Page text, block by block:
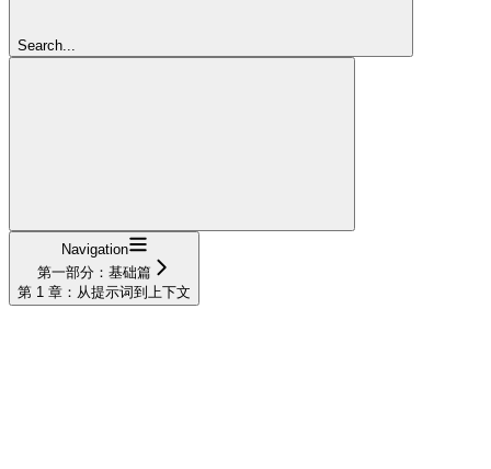
Search...
Navigation
第一部分：基础篇
第 1 章：从提示词到上下文